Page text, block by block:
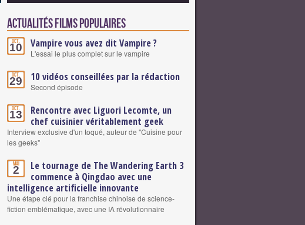
Actualités Films populaires
Oct.
10 Vampire vous avez dit Vampire ?
L'essai le plus complet sur le vampire
Oct.
29 10 vidéos conseillées par la rédaction
Second épisode
Oct.
13
Rencontre avec Liguori Lecomte, un
chef cuisinier véritablement geek
Interview exclusive d'un toqué, auteur de "Cuisine pour
les geeks"
Mai
2
Le tournage de The Wandering Earth 3
commence à Qingdao avec une
intelligence artificielle innovante
Une étape clé pour la franchise chinoise de science-
fiction emblématique, avec une IA révolutionnaire